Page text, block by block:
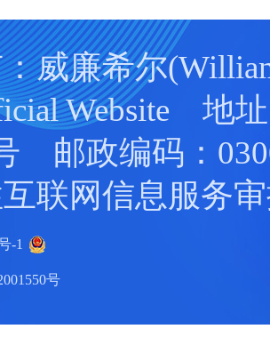
威廉希尔
Website 地
邮政编码：
联网信息服务
-1
号